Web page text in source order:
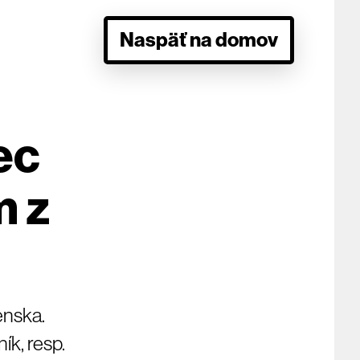
Naspäť na domov
z
resp.